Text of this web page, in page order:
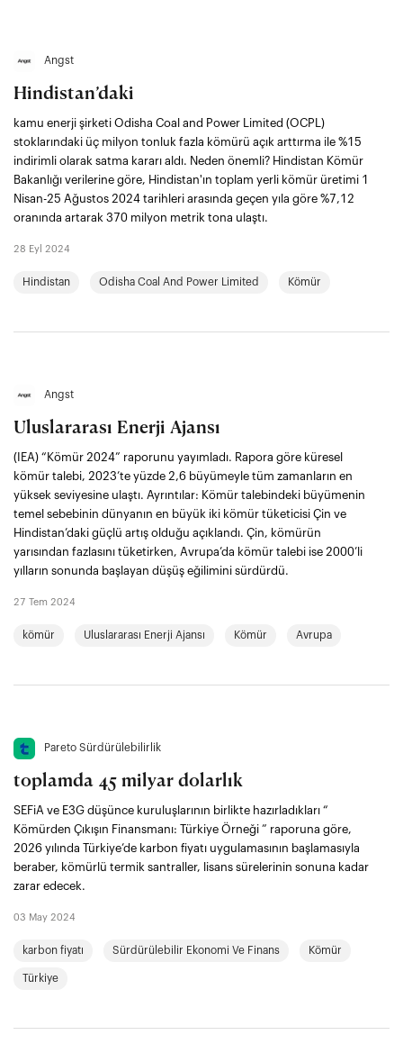
Angst
Hindistan’daki
kamu enerji şirketi Odisha Coal and Power Limited (OCPL)
stoklarındaki üç milyon tonluk fazla kömürü açık arttırma ile %15
indirimli olarak satma kararı aldı. Neden önemli? Hindistan Kömür
Bakanlığı verilerine göre, Hindistan'ın toplam yerli kömür üretimi 1
Nisan-25 Ağustos 2024 tarihleri arasında geçen yıla göre %7,12
oranında artarak 370 milyon metrik tona ulaştı.
28 Eyl 2024
Hindistan Odisha Coal And Power Limited Kömür
Angst
Uluslararası Enerji Ajansı
(IEA) “Kömür 2024” raporunu yayımladı. Rapora göre küresel
kömür talebi, 2023’te yüzde 2,6 büyümeyle tüm zamanların en
yüksek seviyesine ulaştı. Ayrıntılar: Kömür talebindeki büyümenin
temel sebebinin dünyanın en büyük iki kömür tüketicisi Çin ve
Hindistan’daki güçlü artış olduğu açıklandı. Çin, kömürün
yarısından fazlasını tüketirken, Avrupa’da kömür talebi ise 2000’li
yılların sonunda başlayan düşüş eğilimini sürdürdü.
27 Tem 2024
kömür Uluslararası Enerji Ajansı Kömür Avrupa
Pareto Sürdürülebilirlik
toplamda 45 milyar dolarlık
SEFiA ve E3G düşünce kuruluşlarının birlikte hazırladıkları “
Kömürden Çıkışın Finansmanı: Türkiye Örneği ” raporuna göre,
2026 yılında Türkiye’de karbon fiyatı uygulamasının başlamasıyla
beraber, kömürlü termik santraller, lisans sürelerinin sonuna kadar
zarar edecek.
03 May 2024
karbon fiyatı Sürdürülebilir Ekonomi Ve Finans Kömür
Türkiye